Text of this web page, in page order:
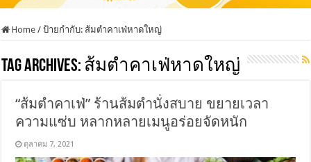
Home / ป้ายกำกับ: ส้มตำคาเฟ่หาดใหญ่
Tag Archives: ส้มตำคาเฟ่หาดใหญ่
“ส้มตำคาเฟ่” ร้านส้มตำนั่งสบาย ขยายเวลา
ความแซ่บ หลากหลายเมนูอร่อยจัดหนัก
ตุลาคม 7, 2021